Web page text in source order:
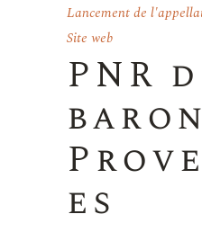
Lancement de
Site web
PNR
es